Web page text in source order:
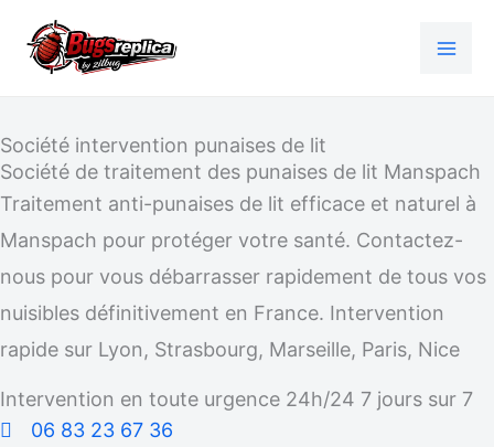
Société intervention punaises de lit
Société de traitement des punaises de lit Manspach
Traitement anti-punaises de lit efficace et naturel à
Manspach pour protéger votre santé. Contactez-
nous pour vous débarrasser rapidement de tous vos
nuisibles définitivement en France. Intervention
rapide sur Lyon, Strasbourg, Marseille, Paris, Nice
Intervention en toute urgence 24h/24 7 jours sur 7
06 83 23 67 36